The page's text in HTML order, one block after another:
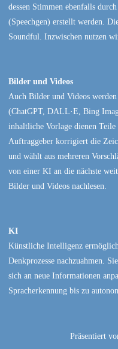
dessen Stimmen ebenfalls
(Speechgen) erstellt werden.
Soundful. Inzwischen nutzen
Bilder und Videos
Auch Bilder und Videos
(ChatGPT, DALL·E, Bing
inhaltliche Vorlage dienen Teile
Auftraggeber korrigiert die
und wählt aus mehreren
von einer KI an die nächste
Bilder und Videos nachlesen.
KI
Künstliche Intelligenz
Denkprozesse nachzuahmen.
sich an neue Informationen
Spracherkennung bis zu
Präsentiert